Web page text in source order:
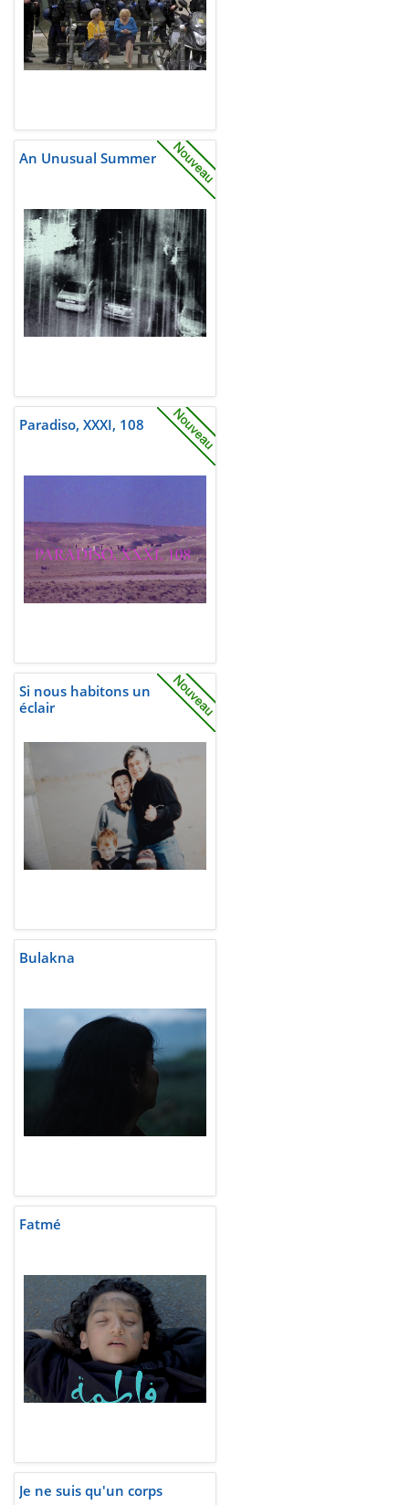
An Unusual Summer
Paradiso, XXXI, 108
Si nous habitons un
éclair
Bulakna
Fatmé
Je ne suis qu'un corps